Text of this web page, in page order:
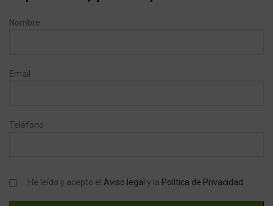
Nombre
Email
Teléfono
He leído y acepto el Aviso legal y la Política de Privacidad